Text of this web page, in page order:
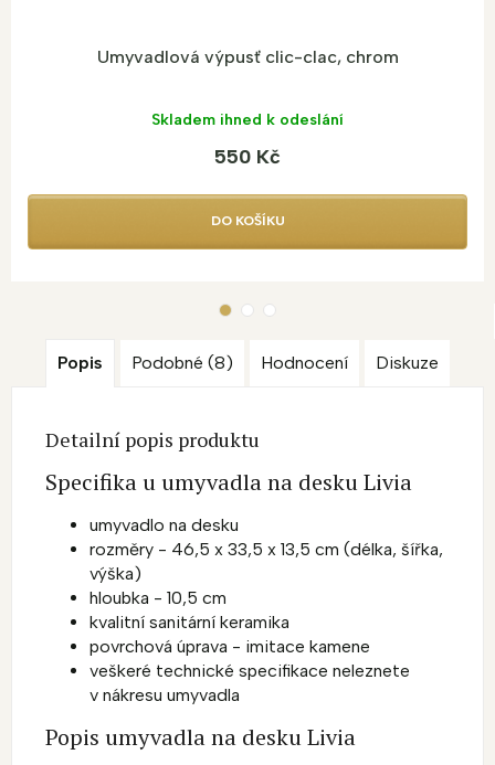
Umyvadlová výpusť clic-clac, chrom
Skladem ihned k odeslání
550 Kč
DO KOŠÍKU
Popis Podobné (8) Hodnocení Diskuze
Detailní popis produktu
Specifika u umyvadla na desku Livia
umyvadlo na desku
rozměry - 46,5 x 33,5 x 13,5 cm (délka, šířka,
výška)
hloubka - 10,5 cm
kvalitní sanitární keramika
povrchová úprava - imitace kamene
veškeré technické specifikace neleznete
v nákresu umyvadla
Popis umyvadla na desku Livia